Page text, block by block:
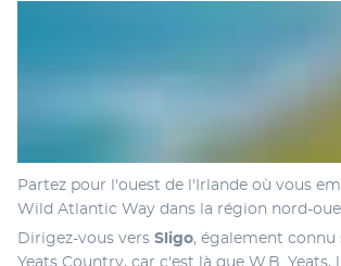
Partez pour l'ouest de l'Irlande où vous
Wild Atlantic Way dans la région nord-
Dirigez-vous vers Sligo, également connu